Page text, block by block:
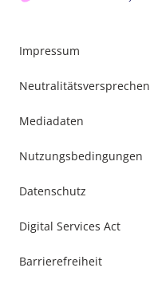
Impressum
Neutralitätsversprechen
Mediadaten
Nutzungsbedingungen
Datenschutz
Digital Services Act
Barrierefreiheit